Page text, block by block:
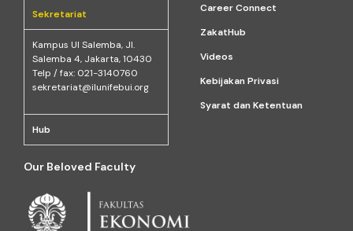
Sekretariat
Kampus Ul Salemba, Jl.
Salemba 4, Jakarta, 10430
Telp / fax: 021-3140760
sekretariat@ilunifebui.org
Hub
Career Connect
ZakatHub
Videos
Kebijakan Privasi
Syarat dan Ketentuan
Our Beloved Faculty